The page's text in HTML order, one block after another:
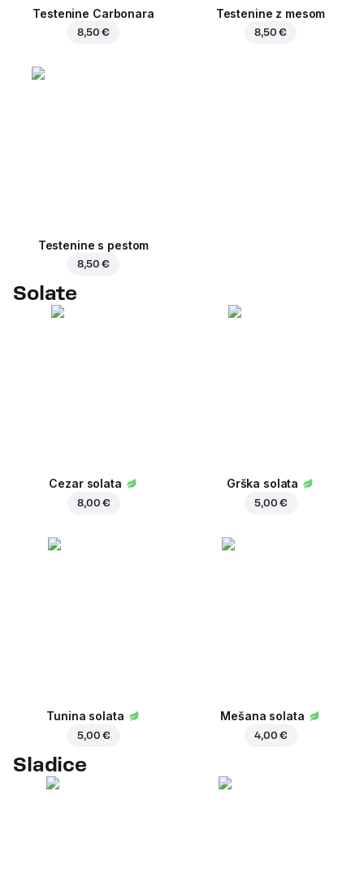
Testenine Carbonara
8,50 €
Testenine z mesom
8,50 €
Testenine s pestom
8,50 €
Solate
Cezar solata
8,00 €
Grška solata
5,00 €
Tunina solata
5,00 €
Mešana solata
4,00 €
Sladice